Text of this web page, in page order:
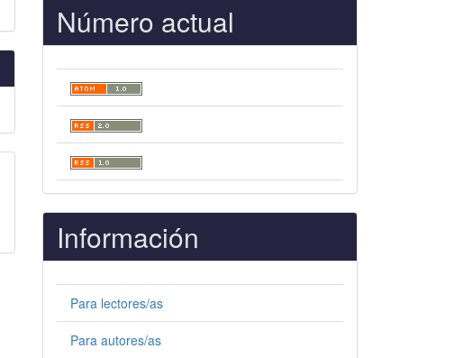
Número actual
Información
Para lectores/as
Para autores/as